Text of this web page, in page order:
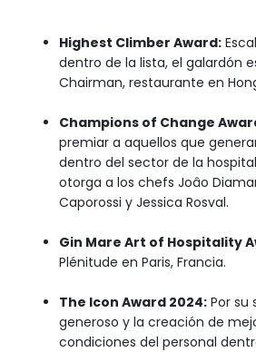
Highest Climber Award:
dentro de la lista, el galardón
Chairman, restaurante en
Champions of Change
premiar a aquellos que
dentro del sector de la
otorga a los chefs Joâo
Caporossi y Jessica Rosval.
Gin Mare Art of Hospitality
Plénitude en Paris, Francia.
The Icon Award 2024: Por su
generoso y la creación de
condiciones del personal